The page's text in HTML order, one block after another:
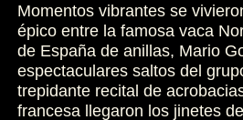
Momentos vibrantes se
épico entre la famosa vaca
de España de anillas, Mario
espectaculares saltos del
trepidante recital de
francesa llegaron los jinetes